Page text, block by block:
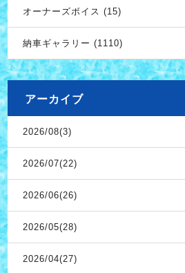
オーナーズボイス (15)
納車ギャラリー (1110)
アーカイブ
2026/08(3)
2026/07(22)
2026/06(26)
2026/05(28)
2026/04(27)